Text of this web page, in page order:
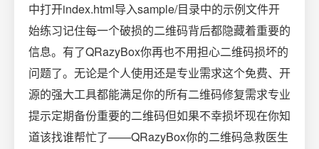
中打开index.html导入sample/目录中的示例文件开
始练习记住每一个破损的二维码背后都隐藏着重要的
信息。有了QRazyBox你再也不用担心二维码损坏的
问题了。无论是个人使用还是专业需求这个免费、开
源的强大工具都能满足你的所有二维码修复需求专业
提示定期备份重要的二维码但如果不幸损坏现在你知
道该找谁帮忙了——QRazyBox你的二维码急救医生